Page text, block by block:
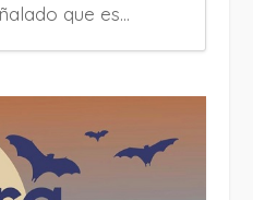
que es...